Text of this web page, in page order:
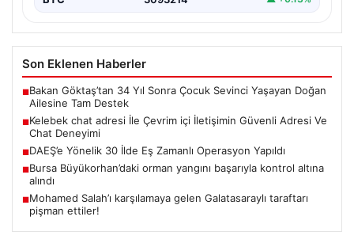
Son Eklenen Haberler
■Bakan Göktaş’tan 34 Yıl Sonra Çocuk Sevinci Yaşayan Doğan
Ailesine Tam Destek
■Kelebek chat adresi İle Çevrim içi İletişimin Güvenli Adresi Ve
Chat Deneyimi
■DAEŞ’e Yönelik 30 İlde Eş Zamanlı Operasyon Yapıldı
■Bursa Büyükorhan’daki orman yangını başarıyla kontrol altına
alındı
■Mohamed Salah’ı karşılamaya gelen Galatasaraylı taraftarı
pişman ettiler!